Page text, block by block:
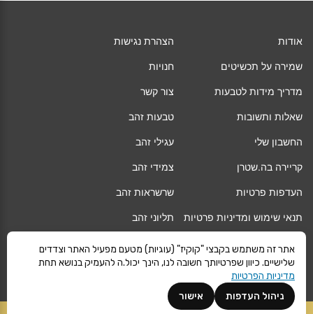
אודות
שמירה על תכשיטים
מדריך מידות לטבעות
שאלות ותשובות
החשבון שלי
קריירה בה.שטרן
העדפות פרטיות
תנאי שימוש ומדיניות פרטיות
החלפה/החזרה/ביטול עסקה
אחריות
משלוחים
הצהרת נגישות
חנויות
צור קשר
טבעות זהב
עגילי זהב
צמידי זהב
שרשראות זהב
תליוני זהב
גיפט קארד
מגזין
Vogue
אתר זה משתמש בקבצי "קוקיז" (עוגיות) מטעם מפעיל האתר וצדדים
שלישיים. כיוון שפרטיותך חשובה לנו, הינך יכול.ה להעמיק בנושא תחת
מדיניות הפרטיות
אישור
ניהול העדפות